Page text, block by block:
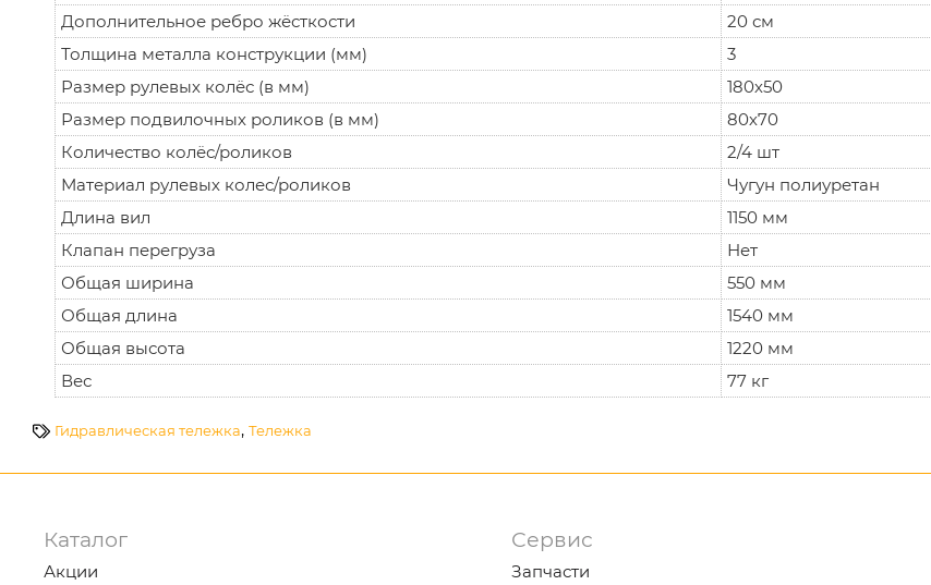
Дополнительное ребро жёсткости
20 см
Толщина металла конструкции (мм)
3
Размер рулевых колёс (в мм)
180х50
Размер подвилочных роликов (в мм)
80х70
Количество колёс/роликов
2/4 шт
Материал рулевых колес/роликов
Чугун полиуретан
Длина вил
1150 мм
Клапан перегруза
Нет
Общая ширина
550 мм
Общая длина
1540 мм
Общая высота
1220 мм
Вес
77 кг
Гидравлическая тележка, Тележка
Каталог
Акции
Сервис
Запчасти